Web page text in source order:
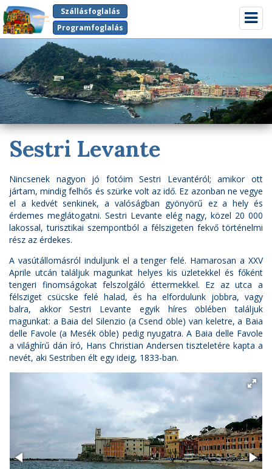
Szállásfoglalás
Programfoglalás
Sestri Levante
Nincsenek nagyon jó fotóim Sestri Levantéról; amikor ott
jártam, mindig felhős és szürke volt az idő. Ez azonban ne vegye
el a kedvét senkinek, a valóságban gyönyörű ez a hely és
érdemes meglátogatni. Sestri Levante elég nagy, közel 20 000
lakossal, turisztikai szempontból a félszigeten fekvő történelmi
rész az érdekes.
A vasútállomásról induljunk el a tenger felé. Hamarosan a XXV
Aprile utcán találjuk magunkat helyes kis üzletekkel és főként
tengeri finomságokat felszolgáló éttermekkel. Ez az utca a
félsziget csücske felé halad, és ha elfordulunk jobbra, vagy
balra, akkor Sestri Levante egyik híres öblében találjuk
magunkat: a Baia del Silenzio (a Csend öble) van keletre, a Baia
delle Favole (a Mesék öble) pedig nyugatra. A Baia delle Favole
a világhírű dán író, Hans Christian Andersen tiszteletére kapta a
nevét, aki Sestriben élt egy ideig, 1833-ban.